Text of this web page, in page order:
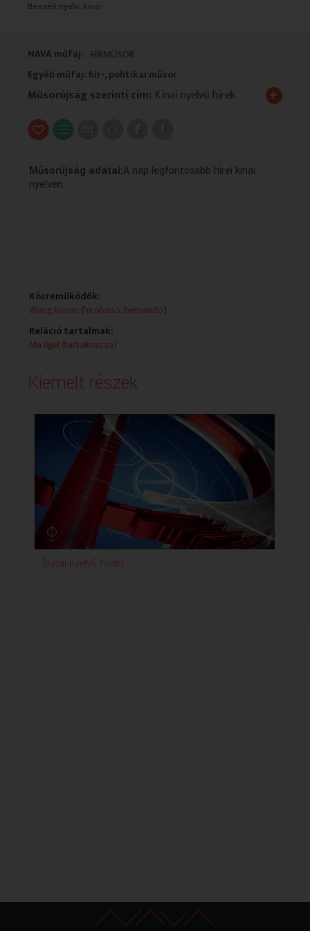
Beszélt nyelv: kínai
NAVA műfaj: HÍRMŰSOR
Egyéb műfaj: hír-, politikai műsor
Műsorújság szerinti cím: Kínai nyelvű hírek +
Műsorújság adatai:A nap legfontosabb hírei kínai
nyelven.
Közreműködők:
Wang Kunxu (hírolvasó, bemondó)
Reláció tartalmak:
Ma éjjel (tartalmazza)
Kiemelt részek
[Kínai nyelvű hírek]